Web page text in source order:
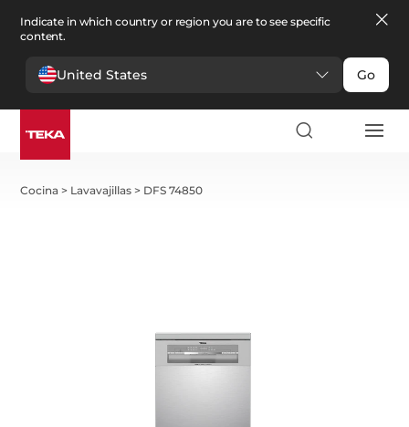
Indicate in which country or region you are to see specific
content.
United States Go
Cocina > Lavavajillas > DFS 74850